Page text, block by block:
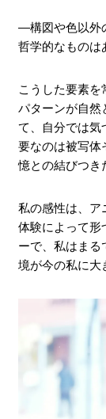
―構図や色以外
哲学的なものは
こうした要素を
パターンが自然
て、自分では気
要なのは被写体
憶との結びつき
私の感性は、ア
体験によって形
ーで、私はまる
境が今の私に大